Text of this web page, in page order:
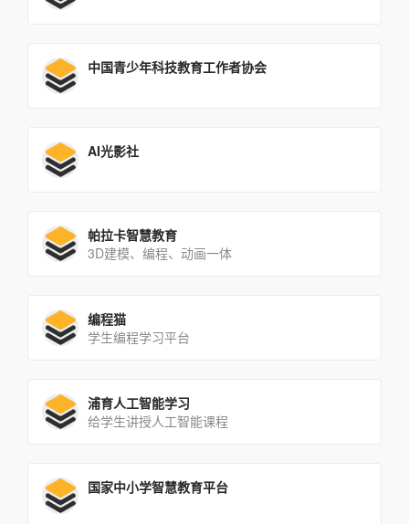
中国青少年科技教育工作者协会
AI光影社
帕拉卡智慧教育
3D建模、编程、动画一体
编程猫
学生编程学习平台
浦育人工智能学习
给学生讲授人工智能课程
国家中小学智慧教育平台